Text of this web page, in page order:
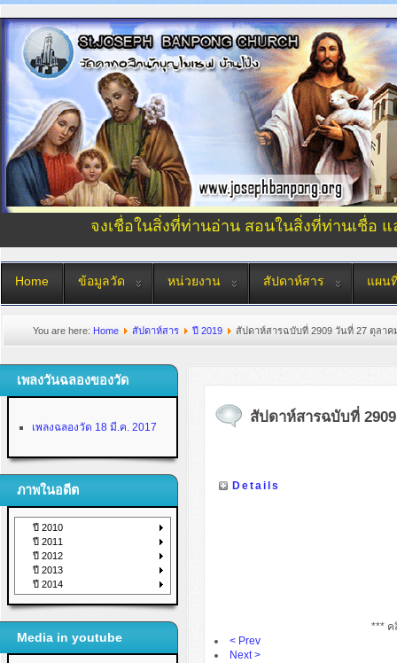
จงเชื่อในสิ่งที่ท่านอ่าน สอนในสิ่งที่ท่านเชื่อ
Home ข้อมูลวัด หน่วยงาน สัปดาห์สาร แผน
You are here: Home สัปดาห์สาร ปี 2019 สัปดาห์สารฉบับที่ 2909 วันที่ 27 ตุลาค
เพลงวันฉลองของวัด
เพลงฉลองวัด 18 มี.ค. 2017
ภาพในอดีต
ปี 2010
ปี 2011
ปี 2012
ปี 2013
ปี 2014
Media in youtube
สัปดาห์สารฉบับที่
Details
*** ค
< Prev
Next >